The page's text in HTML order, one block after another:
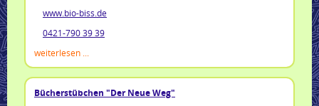
www.bio-biss.de
0421-790 39 39
weiterlesen ...
Bücherstübchen "Der Neue Weg"